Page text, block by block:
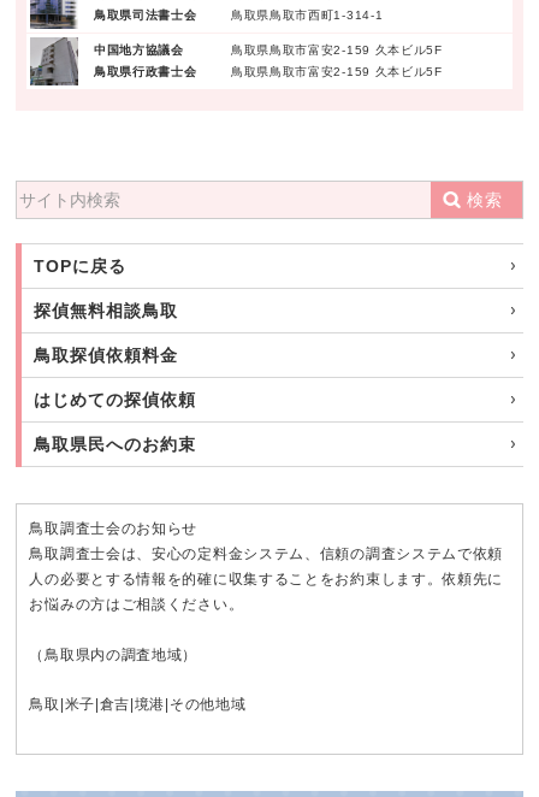
鳥取県司法書士会
鳥取県鳥取市西町1-314-1
中国地方協議会
鳥取県行政書士会
鳥取県鳥取市富安2-159 久本ビル5F
鳥取県鳥取市富安2-159 久本ビル5F
検索
TOPに戻る
探偵無料相談鳥取
鳥取探偵依頼料金
はじめての探偵依頼
鳥取県民へのお約束
鳥取調査士会のお知らせ
鳥取調査士会は、安心の定料金システム、信頼の調査システムで依頼
人の必要とする情報を的確に収集することをお約束します。依頼先に
お悩みの方はご相談ください。
（鳥取県内の調査地域）
鳥取 |米子|倉吉|境港|その他地域